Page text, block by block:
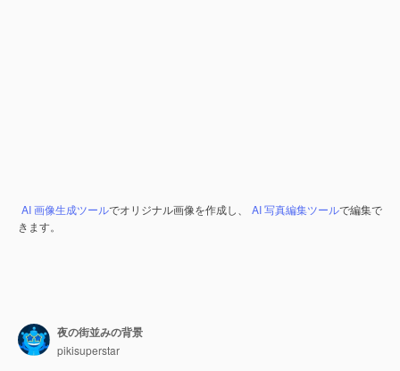
AI 画像生成ツールでオリジナル画像を作成し、 AI 写真編集ツールで編集で
きます。
夜の街並みの背景
pikisuperstar